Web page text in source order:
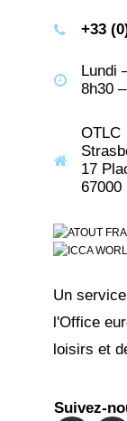
+33
Lundi
8h30
OTLC
17
67000
Un
l'Office
loisirs et
Suivez-